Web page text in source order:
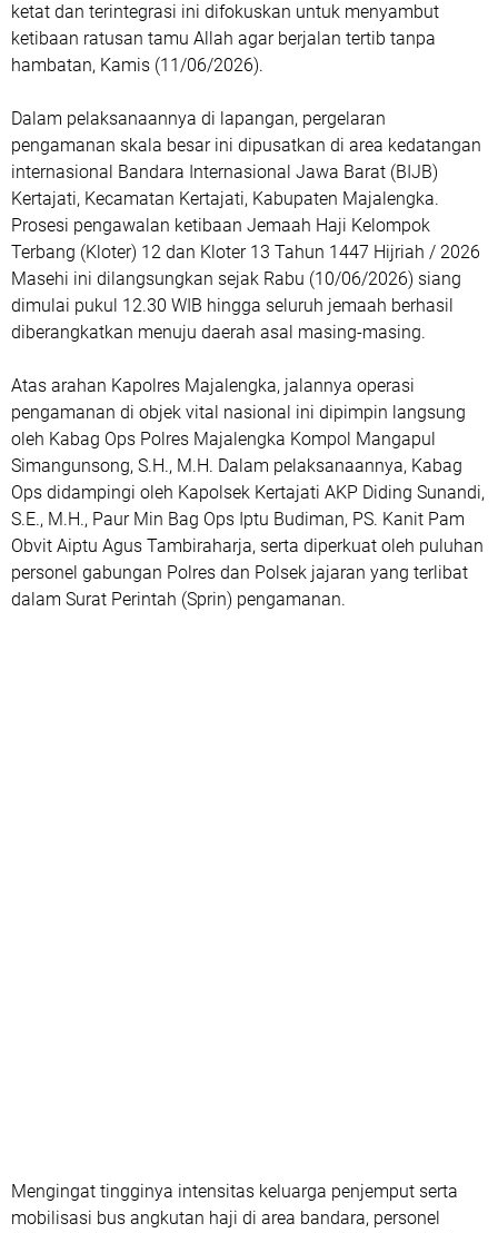
ketat dan terintegrasi ini difokuskan untuk menyambut
ketibaan ratusan tamu Allah agar berjalan tertib tanpa
hambatan, Kamis (11/06/2026).
Dalam pelaksanaannya di lapangan, pergelaran
pengamanan skala besar ini dipusatkan di area kedatangan
internasional Bandara Internasional Jawa Barat (BIJB)
Kertajati, Kecamatan Kertajati, Kabupaten Majalengka.
Prosesi pengawalan ketibaan Jemaah Haji Kelompok
Terbang (Kloter) 12 dan Kloter 13 Tahun 1447 Hijriah / 2026
Masehi ini dilangsungkan sejak Rabu (10/06/2026) siang
dimulai pukul 12.30 WIB hingga seluruh jemaah berhasil
diberangkatkan menuju daerah asal masing-masing.
Atas arahan Kapolres Majalengka, jalannya operasi
pengamanan di objek vital nasional ini dipimpin langsung
oleh Kabag Ops Polres Majalengka Kompol Mangapul
Simangunsong, S.H., M.H. Dalam pelaksanaannya, Kabag
Ops didampingi oleh Kapolsek Kertajati AKP Diding Sunandi,
S.E., M.H., Paur Min Bag Ops Iptu Budiman, PS. Kanit Pam
Obvit Aiptu Agus Tambiraharja, serta diperkuat oleh puluhan
personel gabungan Polres dan Polsek jajaran yang terlibat
dalam Surat Perintah (Sprin) pengamanan.
Mengingat tingginya intensitas keluarga penjemput serta
mobilisasi bus angkutan haji di area bandara, personel